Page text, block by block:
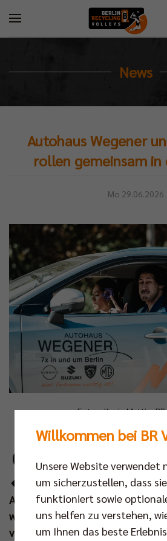
News
Autohaus Wegener
rollen gemeinsam
Mo 29.06.2026
Fotos: Kevin Mattig,
S Autohaus Wegener eine
Partnerschaft unter dem
Automobilexperten, „Weil
wird die Zusammenarbeit um
verlängert und Kapitän Ruben
Willkommen bei BR
Unsere Website verwendet
um sicherzustellen, dass
funktioniert sowie optionale
uns helfen zu verstehen,
um Ihnen das beste